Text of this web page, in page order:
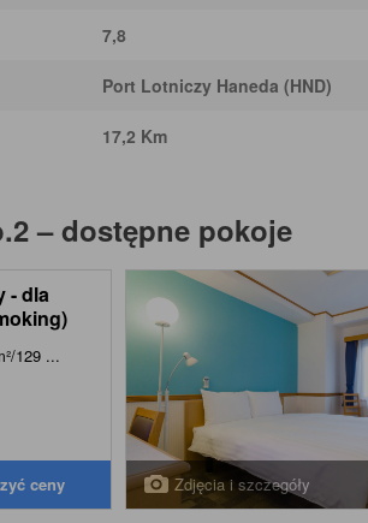
7,8
Port Lotniczy Haneda (HND)
17,2 Km
– dostępne pokoje
- dla
129 ...
ceny Zdjęcia i szczegóły